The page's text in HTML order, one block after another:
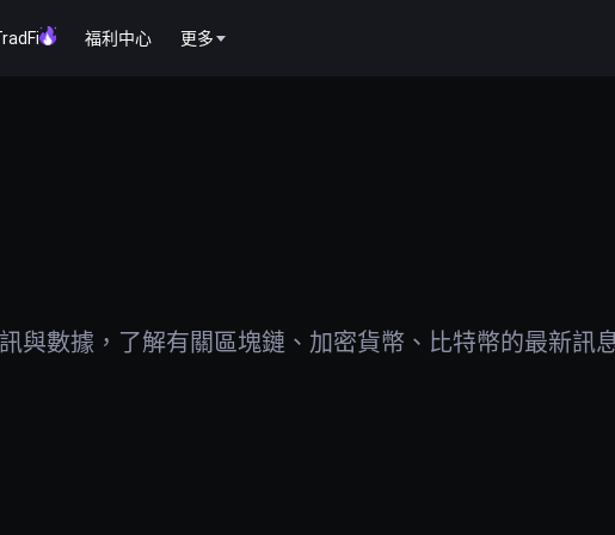
福利中心 更多
與數據，了解有關區塊鏈、加密貨幣、比特幣的最新訊